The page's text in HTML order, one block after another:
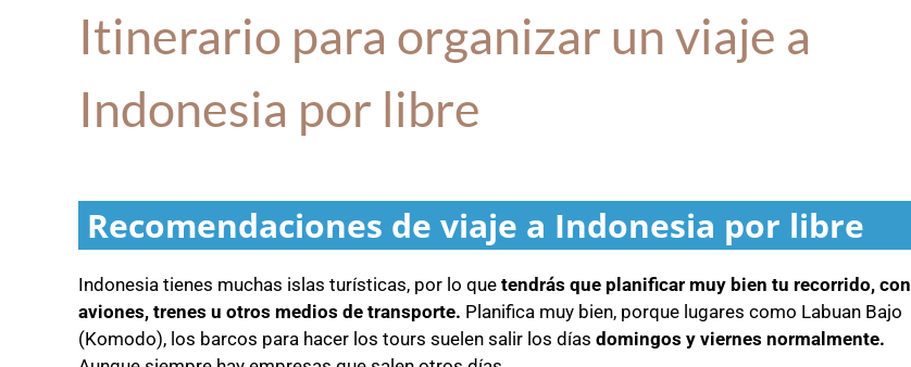
Itinerario para organizar un viaje a
Indonesia por libre
Recomendaciones de viaje a Indonesia por libre
Indonesia tienes muchas islas turísticas, por lo que tendrás que planificar muy bien tu recorrido, con
aviones, trenes u otros medios de transporte. Planifica muy bien, porque lugares como Labuan Bajo
(Komodo), los barcos para hacer los tours suelen salir los días domingos y viernes normalmente.